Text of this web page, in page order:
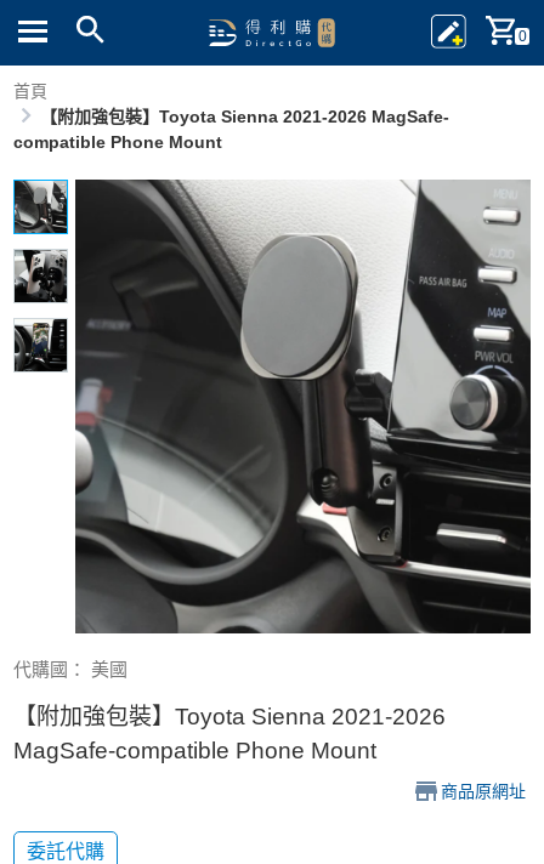
0
首頁
【附加強包裝】Toyota Sienna 2021-2026 MagSafe-
compatible Phone Mount
代購國： 美國
【附加強包裝】Toyota Sienna 2021-2026
MagSafe-compatible Phone Mount
商品原網址
委託代購